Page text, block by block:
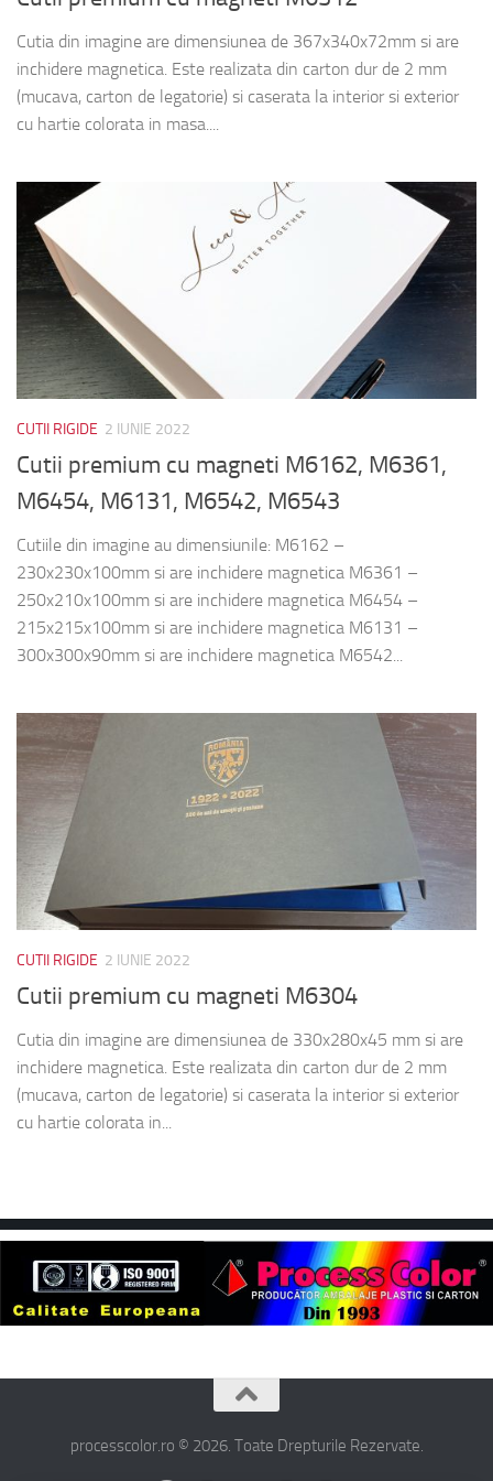
Cutia din imagine are dimensiunea de 367x340x72mm si are
inchidere magnetica. Este realizata din carton dur de 2 mm
(mucava, carton de legatorie) si caserata la interior si exterior
cu hartie colorata in masa....
CUTII RIGIDE 2 IUNIE 2022
Cutii premium cu magneti M6162, M6361,
M6454, M6131, M6542, M6543
Cutiile din imagine au dimensiunile: M6162 –
230x230x100mm si are inchidere magnetica M6361 –
250x210x100mm si are inchidere magnetica M6454 –
215x215x100mm si are inchidere magnetica M6131 –
300x300x90mm si are inchidere magnetica M6542...
CUTII RIGIDE 2 IUNIE 2022
Cutii premium cu magneti M6304
Cutia din imagine are dimensiunea de 330x280x45 mm si are
inchidere magnetica. Este realizata din carton dur de 2 mm
(mucava, carton de legatorie) si caserata la interior si exterior
cu hartie colorata in...
processcolor.ro © 2026. Toate Drepturile Rezervate.